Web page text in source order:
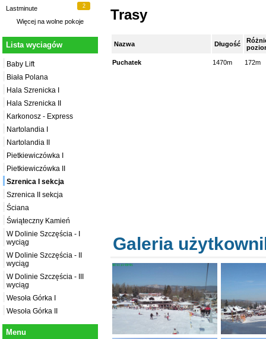
Lastminute 2
Więcej na wolne pokoje
Lista wyciagów
Baby Lift
Biała Polana
Hala Szrenicka I
Hala Szrenicka II
Karkonosz - Express
Nartolandia I
Nartolandia II
Pietkiewiczówka I
Pietkiewiczówka II
Szrenica I sekcja
Szrenica II sekcja
Ściana
Świąteczny Kamień
W Dolinie Szczęścia - I
wyciąg
W Dolinie Szczęścia - II
wyciąg
W Dolinie Szczęścia - III
wyciąg
Wesoła Górka I
Wesoła Górka II
Menu
Trasy
Nazwa Długość
Puchatek 1470m 172m
Galeria